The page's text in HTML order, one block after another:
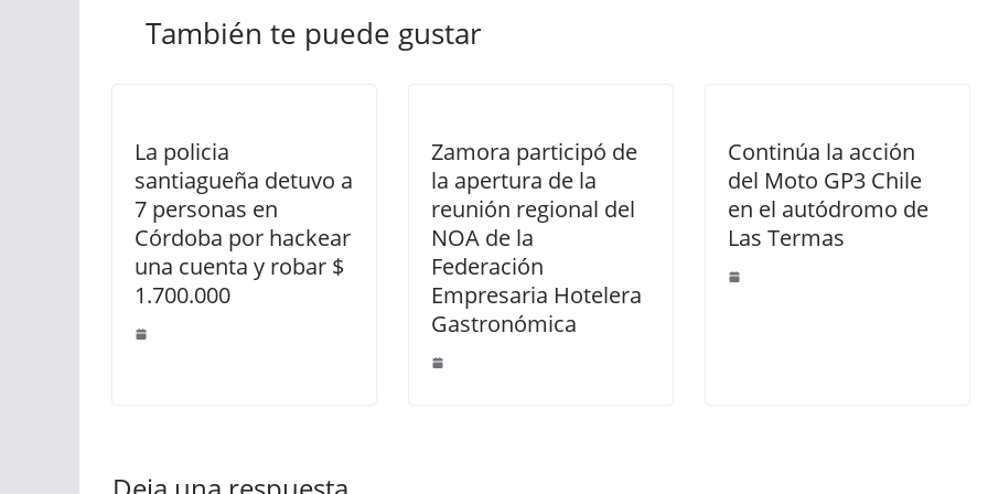
También te puede gustar
La policia
santiagueña detuvo a
7 personas en
Córdoba por hackear
una cuenta y robar $
1.700.000
Zamora participó de
la apertura de la
reunión regional del
NOA de la
Federación
Empresaria Hotelera
Gastronómica
Continúa la acción
del Moto GP3 Chile
en el autódromo de
Las Termas